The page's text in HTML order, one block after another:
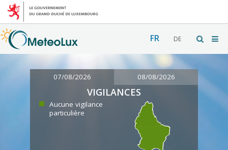
FR DE
07/08/2026 08/08/2026
VIGILANCES
Aucune vigilance
particulière